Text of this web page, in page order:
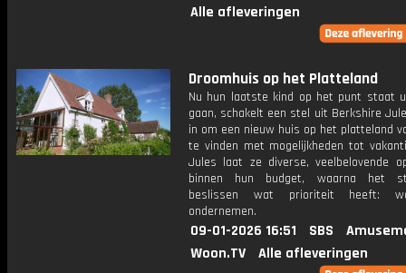
Alle afleveringen
Droomhuis op het Platteland
Nu hun laatste kind op het punt staat
gaan, schakelt een stel uit Berkshire
in om een nieuw huis op het platteland
te vinden met mogelijkheden tot
Jules laat ze diverse, veelbelovende
binnen hun budget, waarna het
beslissen wat prioriteit heeft:
ondernemen.
09-01-2026 16:51 SBS
Woon.TV
Alle afleveringen